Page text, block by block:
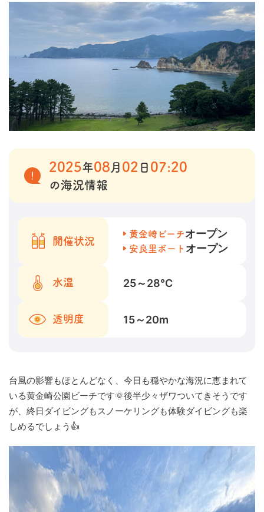
2025年08 月 02 日 07:20
の海況情報
開催状況
黄金崎ビーチオープン
安良里ボート オープン
水温 25～28℃
透明度 15～20m
台風の影響もほとんどなく、今日も穏やかな海況に恵まれて
いる黄金崎公園ビーチです🌞後半少々ザワついてきそうです
が、終日ダイビングもスノーケリングも体験ダイビングも楽
しめるでしょう👍